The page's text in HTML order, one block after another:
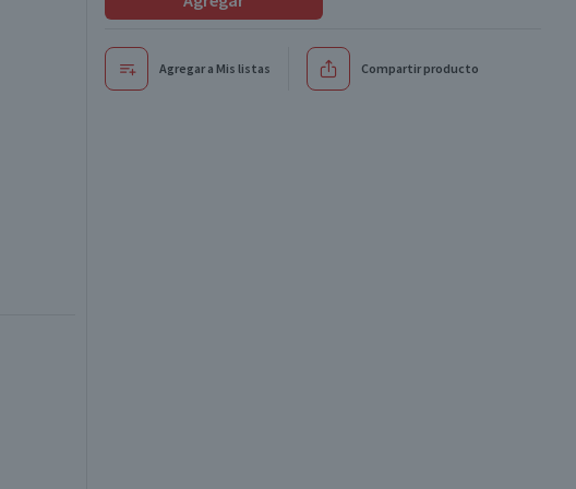
Agregar a Mis listas Compartir producto